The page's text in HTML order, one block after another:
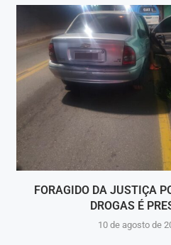
FORAGIDO DA JUSTIÇA
DROGAS É
10 de agosto de